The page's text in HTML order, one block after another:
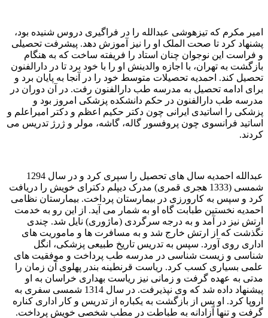
امیر مکرم که تیزهوشی عبدالله را در فراگیری دروس شنیده بود،
پشنهاد کرد تا صحت الملک او را نیز آموزش دهد. پیشرفت تحصیلی
و فراست این نوجوان چنان استاد را فریفته ساخت که به هنگام
بازگشت به تهران، با اجازه والدینش او را با خود برد تا در دارالفنون
تحصیل کند. احمدیه تحصیلات متوسط خود را در آنجا به پایان برد و
برای ادامه تحصیل به مدرسه طب دارالفنون رفت. در آن دوران در
مدرسه طب دارالفنون در حکم دانشکده پزشکی امروز بود و
پزشکی را اساتیدی ایرانی چون دکتر حکیم اعظم و دکتر امیراعلم و
اساتید فرانسوی چون پروفسور گاله، گاشه، مولر و ژرژ تدریس می
کردند.
عبدالله احمدیه سال های تحصیل را سپری کرد و در سال 1294
شمسی (1333 هجری قمری) مدرک دیپلم دکترای خویش را دریافت
کرد و سپس به کارورزی در بیمارستان پرداخت. بیمارستان نظامی
احمدیه نخستین طبابت گاه او به شمار می آید. از این رو به خدمت
ارتش نیز در آمد و به درجه سرگردی (ماژوری) نایل شد. چندی
نگذشت که از ارتش خارج شد و به مسافرت ها و ماموریت های
اداری روی آورد. سپس به تدریس تاریخ طبیعی پزشکی، انگل
شناسی و زیست شناسی در مدرسه طب پرداخت و موفقیت های
علمی بسیاری کسب کرد. ریاست قرنطینه بندر پهلوی آن زمان را
مدتی به عهده گرفت و زمانی نیز ریاست بهداری خراسان به او
پیشنهاد داده شد که وی نپذیرفت. در سال 1314 شمسی سفری به
اروپا کرد. او پس از بازگشت به یکباره از تدریس و کار اداری کناره
گرفت و تنها آزادانه به طباطت در مطب شخصی خویش پرداخت.